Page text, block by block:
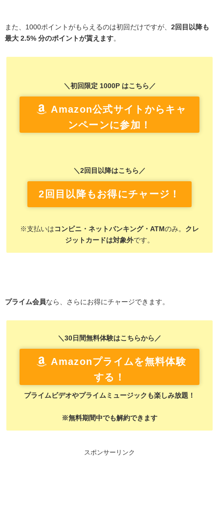
また、1000ポイントがもらえるのは初回だけですが、 2回目以降も
最大 2.5% 分のポイントが貰えます。
＼初回限定 1000P はこちら／
Amazon公式サイトからキャ
ンペーンに参加！
＼2回目以降はこちら／
2回目以降もお得にチャージ！
※支払いは コンビニ・ネットバンキング・ATMのみ。 クレ
ジットカードは対象外です。
プライム会員なら、さらにお得にチャージできます。
＼30日間無料体験はこちらから／
Amazonプライムを無料体験
する！
プライムビデオやプライムミュージックも楽しみ放題！
※無料期間中でも解約できます
スポンサーリンク